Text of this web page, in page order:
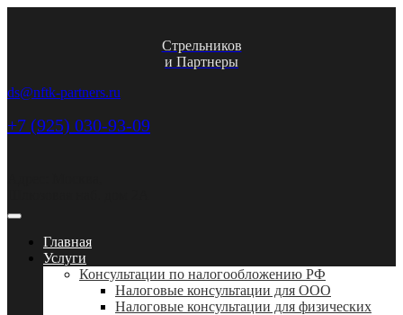
Стрельников
и Партнеры
ds@nftk-partners.ru
+7 (925) 030-93-09
Главная
Услуги
Консультации по налогообложению РФ
Налоговые консультации для ООО
Налоговые консультации для физических